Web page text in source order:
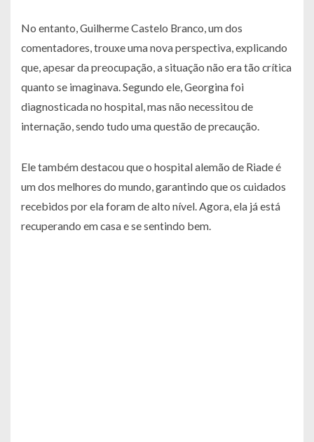
No entanto, Guilherme Castelo Branco, um dos
comentadores, trouxe uma nova perspectiva, explicando
que, apesar da preocupação, a situação não era tão crítica
quanto se imaginava. Segundo ele, Georgina foi
diagnosticada no hospital, mas não necessitou de
internação, sendo tudo uma questão de precaução.
Ele também destacou que o hospital alemão de Riade é
um dos melhores do mundo, garantindo que os cuidados
recebidos por ela foram de alto nível. Agora, ela já está
recuperando em casa e se sentindo bem.